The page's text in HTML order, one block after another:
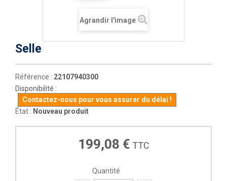
Agrandir l'image
Selle
Référence : 22107940300
Disponibilité :
Contactez-nous pour vous assurer du délai !
État : Nouveau produit
199,08 € TTC
Quantité